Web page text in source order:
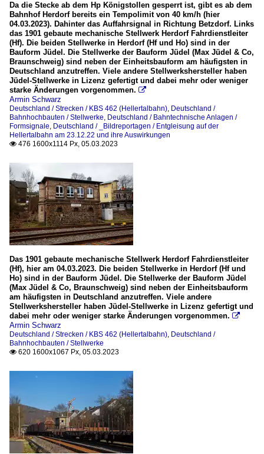
Da die Stecke ab dem Hp Königstollen gesperrt ist, gibt es ab dem
Bahnhof Herdorf bereits ein Tempolimit von 40 km/h (hier
04.03.2023). Dahinter das Auffahrsignal in Richtung Betzdorf. Links
das 1901 gebaute mechanische Stellwerk Herdorf Fahrdienstleiter
(Hf). Die beiden Stellwerke in Herdorf (Hf und Ho) sind in der
Bauform Jüdel. Die Stellwerke der Bauform Jüdel (Max Jüdel & Co,
Braunschweig) sind neben der Einheitsbauform am häufigsten in
Deutschland anzutreffen. Viele andere Stellwerkshersteller haben
Jüdel-Stellwerke in Lizenz gefertigt und dabei mehr oder weniger
starke Änderungen vorgenommen. 
Armin Schwarz
Deutschland / Strecken / KBS 462 (Hellertalbahn), Deutschland /
Bahnhochbauten / Stellwerke, Deutschland / Bahntechnische Anlagen /
Formsignale, Deutschland / _Bildreportagen / Entgleisung auf der
Hellertalbahn am 23.12.22 und ihre Auswirkungen
 476 1600x1114 Px, 05.03.2023
Das 1901 gebaute mechanische Stellwerk Herdorf Fahrdienstleiter
(Hf), hier am 04.03.2023. Die beiden Stellwerke in Herdorf (Hf und
Ho) sind in der Bauform Jüdel. Die Stellwerke der Bauform Jüdel
(Max Jüdel & Co, Braunschweig) sind neben der Einheitsbauform
am häufigsten in Deutschland anzutreffen. Viele andere
Stellwerkshersteller haben Jüdel-Stellwerke in Lizenz gefertigt und
dabei mehr oder weniger starke Änderungen vorgenommen. 
Armin Schwarz
Deutschland / Strecken / KBS 462 (Hellertalbahn), Deutschland /
Bahnhochbauten / Stellwerke
 620 1600x1067 Px, 05.03.2023